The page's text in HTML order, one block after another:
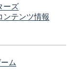
ーズ
ンテンツ情報
ム